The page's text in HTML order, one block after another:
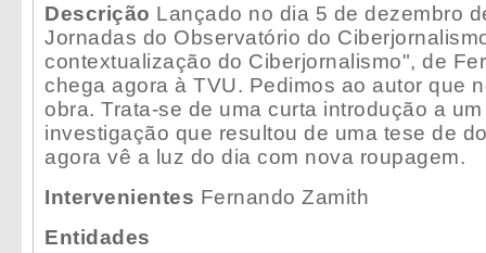
Descrição Lançado no dia 5 de dezembro
Jornadas do Observatório do
contextualização do Ciberjornalismo", de
chega agora à TVU. Pedimos ao autor que
obra. Trata-se de uma curta introdução a
investigação que resultou de uma tese de
agora vê a luz do dia com nova roupagem.
Intervenientes Fernando Zamith
Entidades